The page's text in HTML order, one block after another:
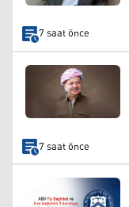
7 saat önce
7 saat önce